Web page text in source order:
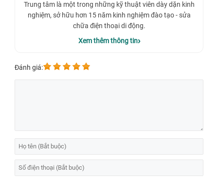
Trung tâm là một trong những kỹ thuật viên dày dặn kinh
nghiệm, sở hữu hơn 15 năm kinh nghiệm đào tạo - sửa
chữa điện thoại di động.
Xem thêm thông tin
Đánh giá: